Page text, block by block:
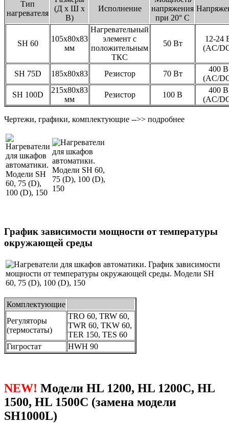
Тип
нагревателя
(Д х Ш х
В)
Исполнение
напряжения
при 20° С
SH 60
105х80x83
мм
Нагревательный
элемент с
положительным
ТКС
50 Вт
12-24
(AC/
SH 75D 185x80x83 Резистор 70 Вт
400 В
(AC/
SН 100D
215x80x83
мм
Резистор 100 В
400 В
(AC/
Чертежи, графики, комплектующие -->> подробнее
График зависимости мощности от температуры
окружающей среды
Комплектующие
Регуляторы
(термостаты)
TRO 60, TRW 60,
TWR 60, TKW 60,
TER 150, TES 60
Гигростат
HWH 90
NEW! Модели HL 1200, HL 1200С, HL
1500, HL 1500С (замена модели
SH1000L)